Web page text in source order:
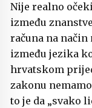
Nije realno
između
računa na
između jezika
hrvatskom
zakonu
to je da „svako